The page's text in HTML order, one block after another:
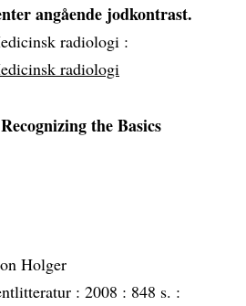
angående jodkontrast.
radiologi :
radiologi
the Basics
Holger
: 2008 : 848 s. :